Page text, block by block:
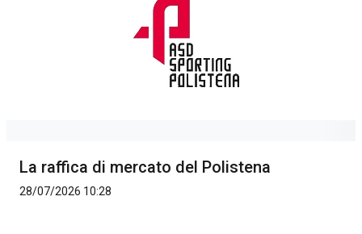
La raffica di mercato del Polistena
28/07/2026 10:28